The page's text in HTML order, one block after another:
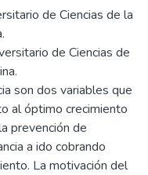
de Ciencias de la
de Ciencias de
son dos variables que
al óptimo crecimiento
prevención de
a ido cobrando
La motivación del